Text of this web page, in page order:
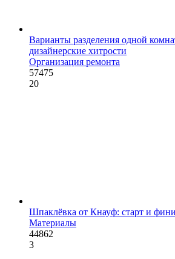
Варианты разделения одной
дизайнерские хитрости
Организация ремонта
57475
20
Шпаклёвка от Кнауф: старт и
Материалы
44862
3